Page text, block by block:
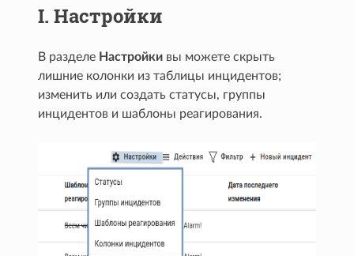
I. Настройки
В разделе Настройки вы можете скрыть
лишние колонки из таблицы инцидентов;
изменить или создать статусы, группы
инцидентов и шаблоны реагирования.